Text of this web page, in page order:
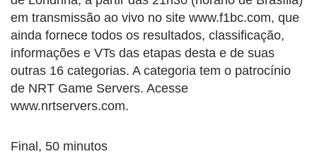
em transmissão ao vivo no site www.f1bc.com, que
ainda fornece todos os resultados, classificação,
informações e VTs das etapas desta e de suas
outras 16 categorias. A categoria tem o patrocínio
de NRT Game Servers. Acesse
www.nrtservers.com.
Final, 50 minutos